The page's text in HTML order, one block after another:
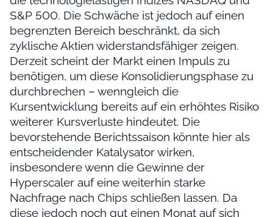
S&P 500. Die Schwäche ist jedoch auf einen
begrenzten Bereich beschränkt, da sich
zyklische Aktien widerstandsfähiger zeigen.
Derzeit scheint der Markt einen Impuls zu
benötigen, um diese Konsolidierungsphase zu
durchbrechen – wenngleich die
Kursentwicklung bereits auf ein erhöhtes Risiko
weiterer Kursverluste hindeutet. Die
bevorstehende Berichtssaison könnte hier als
entscheidender Katalysator wirken,
insbesondere wenn die Gewinne der
Hyperscaler auf eine weiterhin starke
Nachfrage nach Chips schließen lassen. Da
diese jedoch noch gut einen Monat auf sich